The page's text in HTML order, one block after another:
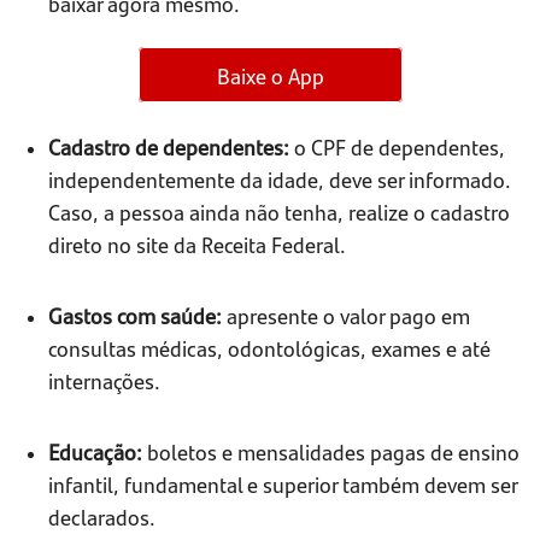
Baixe o App
Cadastro de dependentes: o CPF de dependentes,
independentemente da idade, deve ser informado.
Caso, a pessoa ainda não tenha, realize o cadastro
direto no site da Receita Federal.
Gastos com saúde: apresente o valor pago em
consultas médicas, odontológicas, exames e até
internações.
Educação: boletos e mensalidades pagas de ensino
infantil, fundamental e superior também devem ser
declarados.